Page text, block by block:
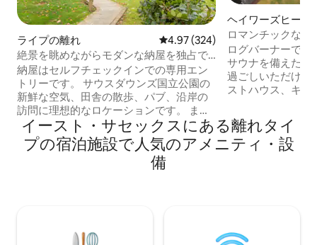
ライプの離れ レビュー324件、5つ星中4.97つ
4.97 (324)
絶景を眺めながらモダンな納屋を独占で
きる
納屋はセルフチェックインでの専用エン
トリーです。 サウスダウンズ国立公園の
新鮮な空気、田舎の散歩、パブ、沿岸の
訪問に理想的なロケーションです。 また
は、ブライトンまたはイーストボーンま
で車で20分で、アート、ナイトライフ、
レストランシーンを楽しむこともできま
す。 この宿泊施設は、温かく快適にお迎
転車で走ったりするとわずか3マイルで
ヘイワーズヒース
ロマンチックな隠
ログバーナーで
サウナを備えたス
過ごしいただけま
ストハウス、キン
トン・ガトウィ
ズの近くには多く
ます！ 引き出し
機会はたくさんあ
イースト・サセックスにある離れタイ
プの宿泊施設で人気のアメニティ・設
備